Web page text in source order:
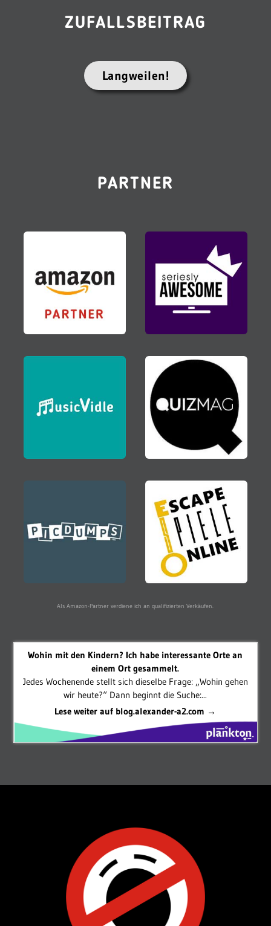
ZUFALLSBEITRAG
Langweilen!
PARTNER
Als Amazon-Partner verdiene ich an qualifizierten Verkäufen.
Wohin mit den Kindern? Ich habe interessante Orte an
einem Ort gesammelt.
Jedes Wochenende stellt sich dieselbe Frage: „Wohin gehen
wir heute?“ Dann beginnt die Suche:...
Lese weiter auf blog.alexander-a2.com →